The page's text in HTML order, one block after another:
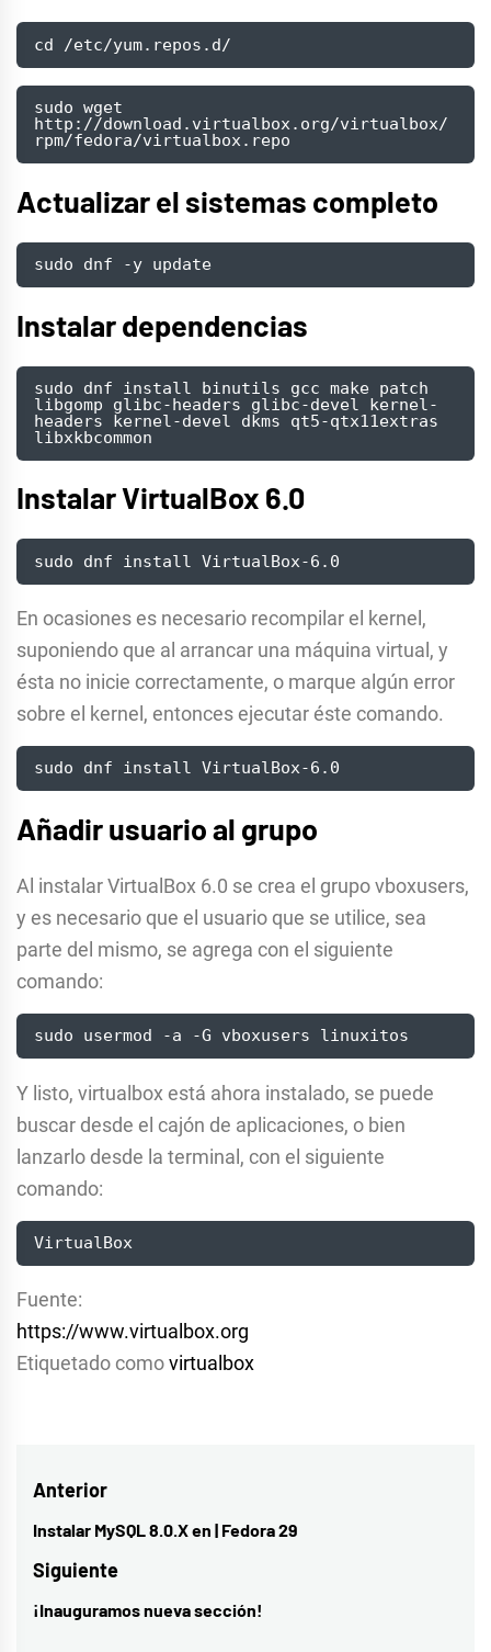
cd /etc/yum.repos.d/
sudo wget
http://download.virtualbox.org/virtualbox/
rpm/fedora/virtualbox.repo
Actualizar el sistemas completo
sudo dnf -y update
Instalar dependencias
sudo dnf install binutils gcc make patch
libgomp glibc-headers glibc-devel kernel-
headers kernel-devel dkms qt5-qtx11extras
libxkbcommon
Instalar VirtualBox 6.0
sudo dnf install VirtualBox-6.0
En ocasiones es necesario recompilar el kernel,
suponiendo que al arrancar una máquina virtual, y
ésta no inicie correctamente, o marque algún error
sobre el kernel, entonces ejecutar éste comando.
sudo dnf install VirtualBox-6.0
Añadir usuario al grupo
Al instalar VirtualBox 6.0 se crea el grupo vboxusers,
y es necesario que el usuario que se utilice, sea
parte del mismo, se agrega con el siguiente
comando:
sudo usermod -a -G vboxusers linuxitos
Y listo, virtualbox está ahora instalado, se puede
buscar desde el cajón de aplicaciones, o bien
lanzarlo desde la terminal, con el siguiente
comando:
VirtualBox
Fuente:
https://www.virtualbox.org
Etiquetado comovirtualbox
Navegación
de
entradas
Anterior
Entrada
anterior:
Instalar MySQL 8.0.X en | Fedora 29
Siguiente
Entrada
¡Inauguramos nueva sección!